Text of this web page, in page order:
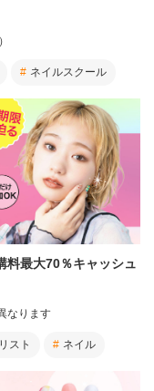
ネイルスクール
最大70％キャッシュ
なります
スト ネイル